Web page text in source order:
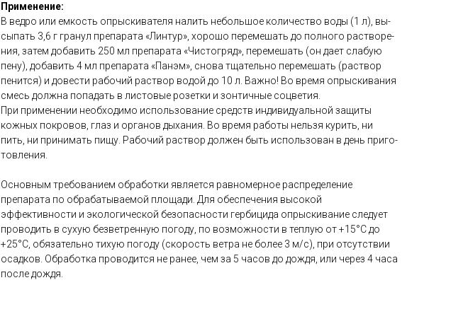
Применение:
В ведро или емкость опрыскивателя налить небольшое количество воды (1 л), вы­
сыпать 3,6 г гранул препарата «Линтур», хо­рошо перемешать до полного растворе­
ния, за­тем добавить 250 мл препарата «Чисто­гряд», перемешать (он дает слабую
пену), до­бавить 4 мл препарата «Панэм», снова тщательно перемешать (раствор
пенится) и до­вести рабочий раствор водой до 10 л. Важно! Во время опрыскивания
смесь должна попадать в листовые розетки и зонтичные соцветия.
При применении не­об­ходимо ис­поль­зо­вание средств ин­ди­ви­ду­альной защиты
кожных по­кро­вов, глаз и органов дыхания. Во вре­мя работы нельзя курить, ни
пить, ни принимать пи­щу. Рабочий рас­твор дол­жен быть ис­поль­зован в день при­го­
тов­ле­ния.
Основным требованием обработки является равномерное распределение
препарата по обрабатываемой площади. Для обеспечения высокой
эффективности и экологической безопасности гербицида опрыскивание следует
проводить в сухую безветренную погоду, по возможности в теплую от +15°С до
+25°С, обязательно тихую погоду (скорость ветра не более 3 м/с), при отсут­ствии
осадков. Обработка проводится не ранее, чем за 5 часов до дождя, или через 4 часа
после дождя.